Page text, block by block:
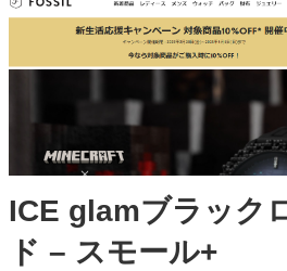
ICE glamブラック
ド – スモール+